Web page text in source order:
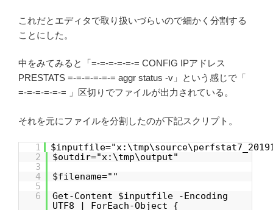
これだとエディタで取り扱いづらいので細かく分割する
ことにした。
中をみてみると「=-=-=-=-=-= CONFIG IPアドレス
PRESTATS =-=-=-=-=-= aggr status -v」という感じで「
=-=-=-=-=-= 」区切りでファイルが出力されている。
それを元にファイルを分割したのが下記スクリプト。
1
2
$outdir="x:\tmp\output"
3
4
$filename=""
5
6
Get-Content $inputfile -Encoding
UTF8 | ForEach-Object {